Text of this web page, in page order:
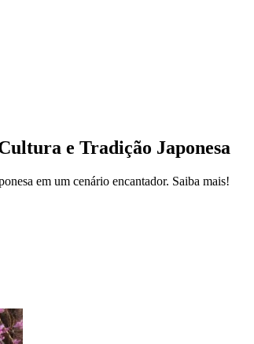
e Tradição Japonesa
em um cenário encantador. Saiba mais!